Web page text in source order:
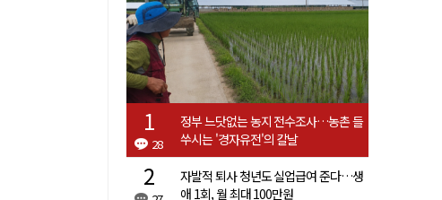
28
정부 느닷없는 농지 전수조사…농촌 들
쑤시는 '경자유전'의 칼날
자발적 퇴사 청년도 실업급여 준다…생
애 1회, 월 최대 100만원